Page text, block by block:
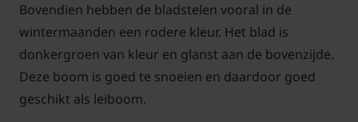
Bovendien hebben de bladstelen vooral in de
wintermaanden een rodere kleur. Het blad is
donkergroen van kleur en glanst aan de bovenzijde.
Deze boom is goed te snoeien en daardoor goed
geschikt als leiboom.